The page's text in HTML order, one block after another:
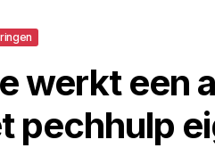
werkt een
pechhulp